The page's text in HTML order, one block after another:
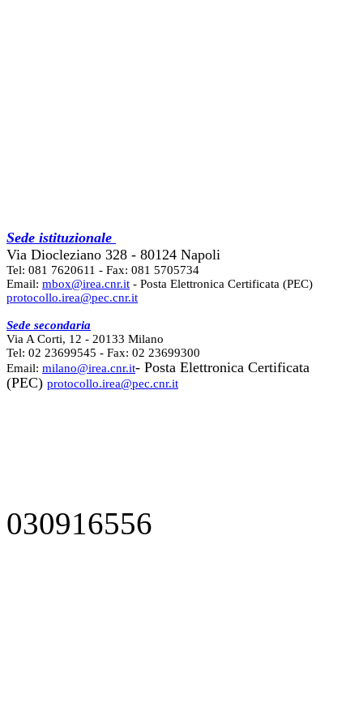
Sede istituzionale
Via Diocleziano 328 - 80124 Napoli
Tel: 081 7620611 - Fax: 081 5705734
Email: mbox@irea.cnr.it - Posta Elettronica Certificata (PEC)
protocollo.irea@pec.cnr.it
Sede secondaria
Via A Corti, 12 - 20133 Milano
Tel: 02 23699545 - Fax: 02 23699300
Email: milano@irea.cnr.it- Posta Elettronica Certificata
(PEC) protocollo.irea@pec.cnr.it
030916556